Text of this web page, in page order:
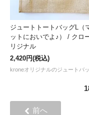
ジュートトートバッグL（
ットにおいでよ♪） / クロ
リジナル
2,420円(税込)
kroneオリジナルのジュートバ
前へ